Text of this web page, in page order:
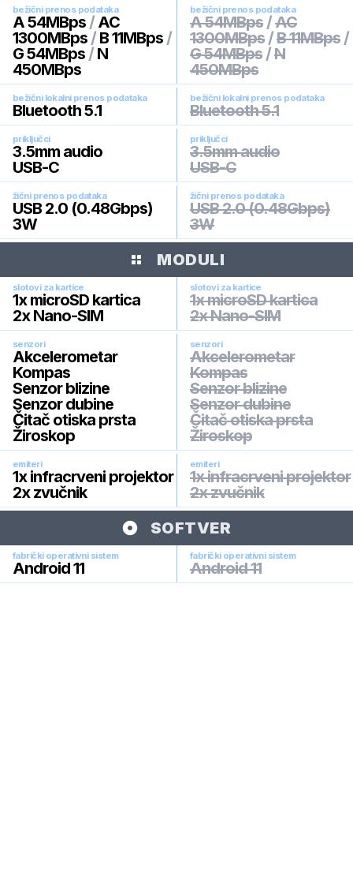
bežični prenos podataka
A 54MBps / AC
1300MBps / B 11MBps /
G 54MBps / N
450MBps
bežični prenos podataka
A 54MBps /AC
1300MBps /B 11MBps /
G 54MBps /N
450MBps
bežični lokalni prenos podataka
Bluetooth 5.1
bežični lokalni prenos podataka
Bluetooth 5.1
priključci
3.5mm audio
USB-C
priključci
3.5mm audio
USB-C
žični prenos podataka
USB 2.0 (0.48Gbps)
3W
žični prenos podataka
USB 2.0 (0.48Gbps)
3W
MODULI
slotovi za kartice
1x microSD kartica
2x Nano-SIM
slotovi za kartice
1x microSD kartica
2x Nano-SIM
senzori
Akcelerometar
Kompas
Senzor blizine
Senzor dubine
Čitač otiska prsta
Žiroskop
senzori
Akcelerometar
Kompas
Senzor blizine
Senzor dubine
Čitač otiska prsta
Žiroskop
emiteri
1x infracrveni projektor
2x zvučnik
emiteri
1x infracrveni projektor
2x zvučnik
SOFTVER
fabrički operativni sistem
Android 11
fabrički operativni sistem
Android 11